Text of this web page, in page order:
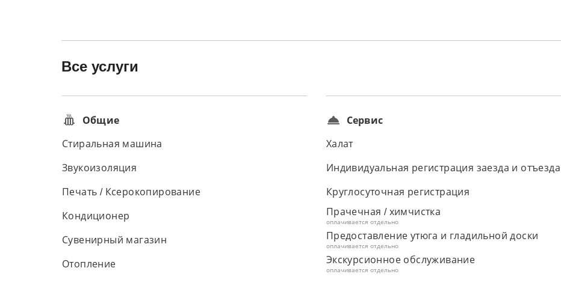
Все услуги
Общие
Стиральная машина
Звукоизоляция
Печать / Ксерокопирование
Кондиционер
Сувенирный магазин
Отопление
Сервис
Халат
Индивидуальная регистрация заезда и отъезда
Круглосуточная регистрация
Прачечная / химчистка
оплачивается отдельно
Предоставление утюга и гладильной доски
оплачивается отдельно
Экскурсионное обслуживание
оплачивается отдельно